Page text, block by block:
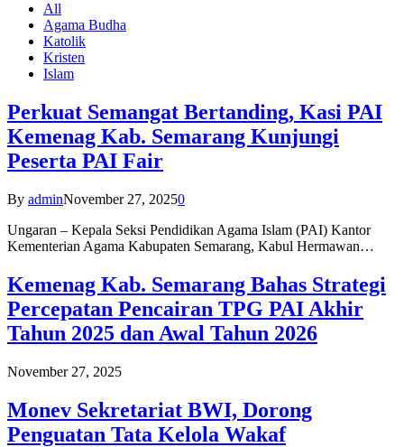
All
Agama Budha
Katolik
Kristen
Islam
Perkuat Semangat Bertanding, Kasi PAI
Kemenag Kab. Semarang Kunjungi
Peserta PAI Fair
By adminNovember 27, 20250
Ungaran – Kepala Seksi Pendidikan Agama Islam (PAI) Kantor
Kementerian Agama Kabupaten Semarang, Kabul Hermawan…
Kemenag Kab. Semarang Bahas Strategi
Percepatan Pencairan TPG PAI Akhir
Tahun 2025 dan Awal Tahun 2026
November 27, 2025
Monev Sekretariat BWI, Dorong
Penguatan Tata Kelola Wakaf